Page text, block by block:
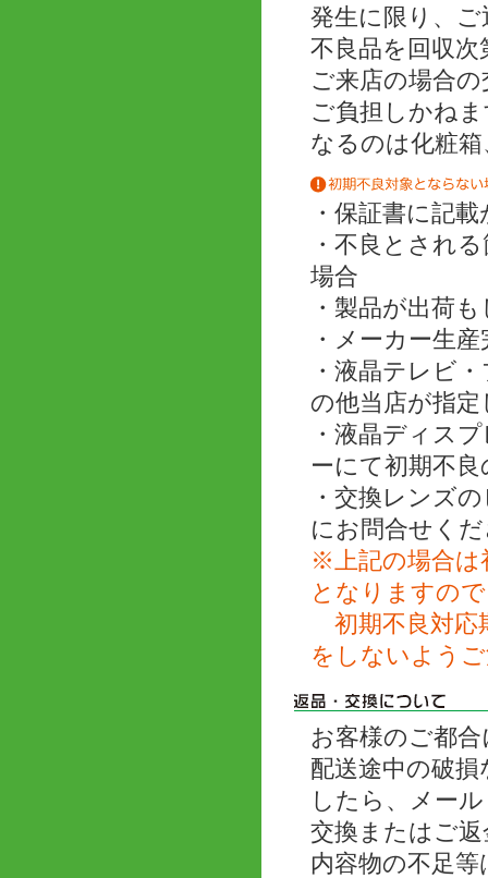
発生に限り、
不良品を回収
ご来店の場合
ご負担しかね
なるのは化粧
・保証書に記
・不良とされ
場合
・製品が出荷
・メーカー生
・液晶テレビ
の他当店が指
・液晶ディス
ーにて初期不
・交換レンズ
にお問合せく
※上記の場合は
となりますの
初期不良対応
をしないよう
お客様のご都
配送途中の破
したら、メー
交換またはご
内容物の不足